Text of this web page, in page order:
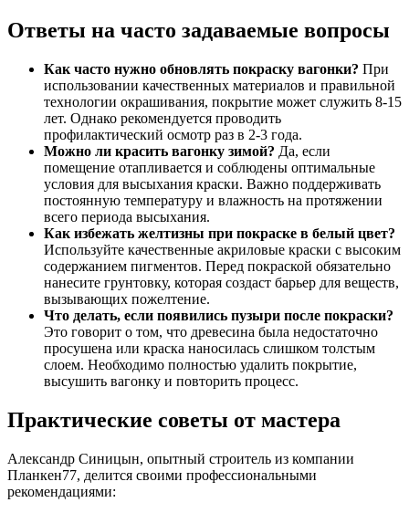
Ответы на часто задаваемые вопросы
Как часто нужно обновлять покраску вагонки? При
использовании качественных материалов и правильной
технологии окрашивания, покрытие может служить 8-15
лет. Однако рекомендуется проводить
профилактический осмотр раз в 2-3 года.
Можно ли красить вагонку зимой? Да, если
помещение отапливается и соблюдены оптимальные
условия для высыхания краски. Важно поддерживать
постоянную температуру и влажность на протяжении
всего периода высыхания.
Как избежать желтизны при покраске в белый цвет?
Используйте качественные акриловые краски с высоким
содержанием пигментов. Перед покраской обязательно
нанесите грунтовку, которая создаст барьер для веществ,
вызывающих пожелтение.
Что делать, если появились пузыри после покраски?
Это говорит о том, что древесина была недостаточно
просушена или краска наносилась слишком толстым
слоем. Необходимо полностью удалить покрытие,
высушить вагонку и повторить процесс.
Практические советы от мастера
Александр Синицын, опытный строитель из компании
Планкен77, делится своими профессиональными
рекомендациями: